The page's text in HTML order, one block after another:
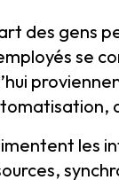
des gens
se
les